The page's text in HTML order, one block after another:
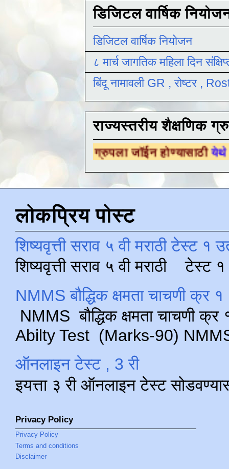
डिजिटल वार्षिक
डिजिटल वार्षिक नियोजन
८ मार्च जागतिक महिला दिन
बिंदू नामावली GR , रोष्टर ,
राज्यस्तरीय शैक्षणिक
ग्रुपला जॉईन होण्यासाठीयेथे क्लिक करा
लोकप्रिय पोस्ट
शिष्यवृत्ती सराव ५ वी मराठी टेस्ट १
शिष्यवृत्ती सराव ५ वी मराठी टेस्ट
NMMS बौद्धिक क्षमता चाचणी क्र
NMMS बौद्धिक क्षमता चाचणी
Abilty Test (Marks-90) NMMS
ऑनलाइन टेस्ट , 3 री
इयत्ता ३ री ऑनलाइन टेस्ट
Privacy Policy
Privacy Policy
Terms and conditions
Disclaimer